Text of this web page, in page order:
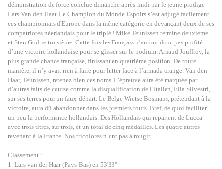
démonstration de force conclue dimanche après-midi par le jeune prodige
Lars Van den Haar. Le Champion du Monde Espoirs s’est adjugé facilement
ces championnats d'Europe dans la même catégorie en devançant deux de ses
compatriotes néerlandais pour le triplé ! Mike Teunissen termine deuxième
et Stan Godrie troisième. Cette fois les Français n’auront donc pas profité
d’une victoire hollandaise pour se glisser sur le podium. Arnaud Jouffroy, la
plus grande chance française, finissant en quatrième position. De toute
manière, il n’y avait rien à faire pour lutter face à l’armada orange. Van den
Haar, Teunissen, retenez bien ces noms. L’épreuve aura été marquée par
d’autres faits de course comme la disqualification de l’Italien, Elia Silvestri,
sur ses terres pour un faux-départ. Le Belge Wietse Bosmans, prétendant à la
victoire, aura dû abandonner dans les premiers tours. Bref, de quoi faciliter
un peu la performance hollandais. Des Hollandais qui repartent de Lucca
avec trois titres, sur trois, et un total de cinq médailles. Les quatre autres
revenant à la France. Nos tricolores n’ont pas à rougir.
Classement :
1. Lars van der Haar (Pays-Bas) en 53'33''